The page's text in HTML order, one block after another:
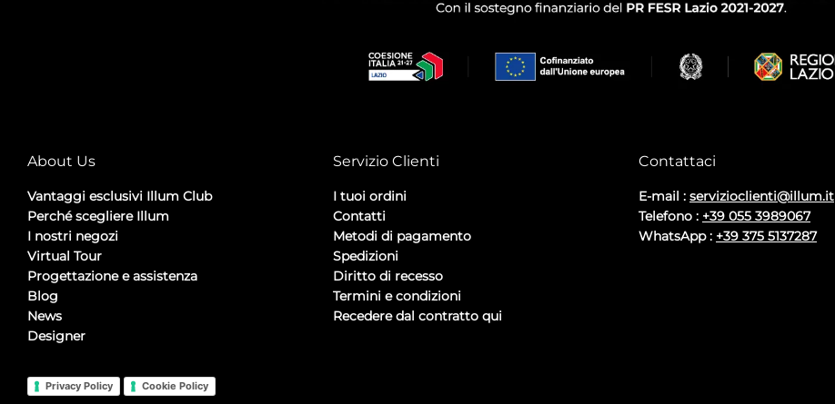
About Us
Vantaggi esclusivi Illum Club
Perché scegliere Illum
I nostri negozi
Virtual Tour
Progettazione e assistenza
Blog
News
Designer
Privacy Policy Cookie Policy
Servizio Clienti
I tuoi ordini
Contatti
Metodi di pagamento
Spedizioni
Diritto di recesso
Termini e condizioni
Recedere dal contratto qui
Contattaci
E-mail : servizioclienti@illum.it
Telefono : +39 055 3989067
WhatsApp : +39 375 5137287